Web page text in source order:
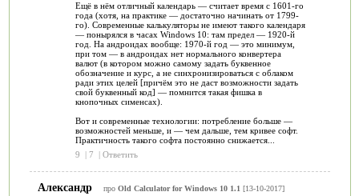
Ещё в нём отличный календарь — считает время с 1601-го
года (хотя, на практике — достаточно начинать от 1799-
го). Современные калькуляторы не имеют такого календаря
— понырялся в часах Windows 10: там предел — 1920-й
год. На андроидах вообще: 1970-й год — это минимум,
при том — в андроидах нет нормального конвертера
валют (в котором можно самому задать буквенное
обозначение и курс, а не синхронизироваться с облаком
ради этих целей [причём это не даст возможности задать
свой буквенный код] — помнится такая фишка в
кнопочных сименсах).
Вот и современные технологии: потребление больше —
возможностей меньше, и — чем дальше, тем кривее софт.
Практичность такого софта постоянно снижается...
9
| 7 | Ответить
Александр про Old Calculator for Windows 10 1.1 [13-10-2017]